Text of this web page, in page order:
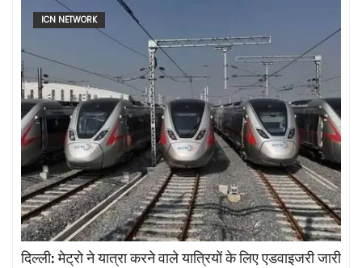
ICN NETWORK
दिल्ली: मेट्रो ने यात्रा करने वाले यात्रियों के लिए एडवाइजरी जारी